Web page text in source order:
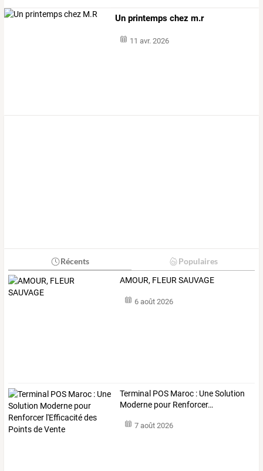
Un printemps chez m.r
11 avr. 2026
Récents Populaires
AMOUR, FLEUR SAUVAGE
6 août 2026
Terminal POS Maroc : UneSolution
Moderne pour Renforcer…
7 août 2026